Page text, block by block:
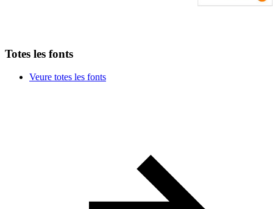
Totes les fonts
Veure totes les fonts